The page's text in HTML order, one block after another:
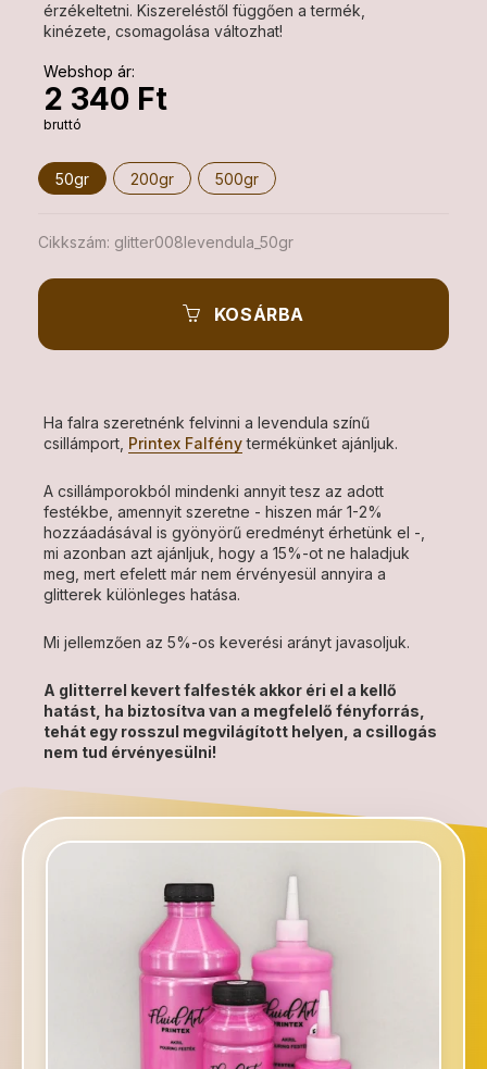
érzékeltetni. Kiszereléstől függően a termék,
kinézete, csomagolása változhat!
Webshop ár:
2 340 Ft
bruttó
50gr 200gr 500gr
Cikkszám: glitter008levendula_50gr
KOSÁRBA
Ha falra szeretnénk felvinni a levendula színű
csillámport, Printex Falfénytermékünket ajánljuk.
A csillámporokból mindenki annyit tesz az adott
festékbe, amennyit szeretne - hiszen már 1-2%
hozzáadásával is gyönyörű eredményt érhetünk el -,
mi azonban azt ajánljuk, hogy a 15%-ot ne haladjuk
meg, mert efelett már nem érvényesül annyira a
glitterek különleges hatása.
Mi jellemzően az 5%-os keverési arányt javasoljuk.
A glitterrel kevert falfesték akkor éri el a kellő
hatást, ha biztosítva van a megfelelő fényforrás,
tehát egy rosszul megvilágított helyen, a csillogás
nem tud érvényesülni!